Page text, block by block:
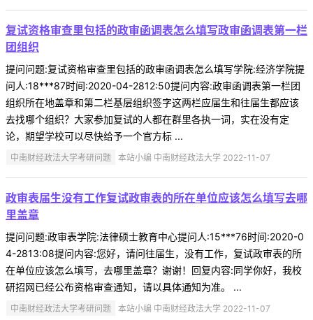
复试资格审查里包括的政审函调表怎么填写政审函调表第一栏
团组织
提问问题:复试资格审查里包括的政审函调表怎么填写学院:经济学院提
问人:18***87时间:2020-04-2812:50提问内容:政审函调表第一栏团
组织所在地盖章和第二栏基层组织签字这两栏应届生和往届生都应该
去找哪个组织？大家参加复试的人都在群里各执一词，实在没有定
论，期望学校可以尽快给予一个官方标 ...
中南财经政法大学考研问题 本站小编 中南财经政法大学 2022-11-07
政审表届生没有工作复试政审表的所在单位应该怎么填写去哪
里盖章
提问问题:政审表学院:法律硕士教育中心提问人:15***76时间:2020-0
4-2813:08提问内容:您好，请问往届生，没有工作，复试政审表的所
在单位应该怎么填写，去哪里盖章？谢谢！回复内容:同学你好，我校
研招网已经公布资格审查通知，请以具体通知为准。 ...
中南财经政法大学考研问题 本站小编 中南财经政法大学 2022-11-07